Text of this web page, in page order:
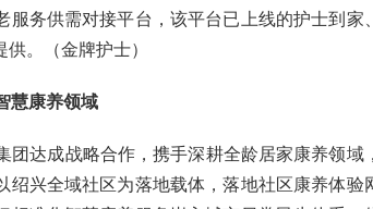
服务供需对接平台，该平台已上线的护士到家
。（金牌护士）
慧康养领域
团达成战略合作，携手深耕全龄居家康养领域
兴全域社区为落地载体，落地社区康养体验